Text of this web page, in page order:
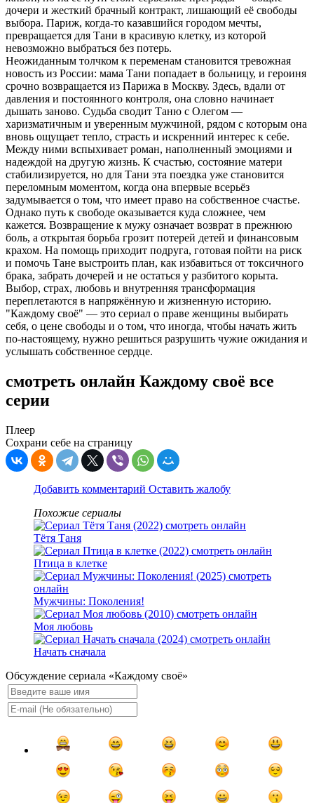
дочери и жесткий брачный контракт, лишающий её свободы
выбора. Париж, когда-то казавшийся городом мечты,
превращается для Тани в красивую клетку, из которой
невозможно выбраться без потерь.
Неожиданным толчком к переменам становится тревожная
новость из России: мама Тани попадает в больницу, и героиня
срочно возвращается из Парижа в Москву. Здесь, вдали от
давления и постоянного контроля, она словно начинает
дышать заново. Судьба сводит Таню с Олегом —
харизматичным и уверенным мужчиной, рядом с которым она
вновь ощущает тепло, страсть и искренний интерес к себе.
Между ними вспыхивает роман, наполненный эмоциями и
надеждой на другую жизнь. К счастью, состояние матери
стабилизируется, но для Тани эта поездка уже становится
переломным моментом, когда она впервые всерьёз
задумывается о том, что имеет право на собственное счастье.
Однако путь к свободе оказывается куда сложнее, чем
кажется. Возвращение к мужу означает возврат в прежнюю
боль, а открытая борьба грозит потерей детей и финансовым
крахом. На помощь приходит подруга, готовая пойти на риск
и помочь Тане выстроить план, как избавиться от токсичного
брака, забрать дочерей и не остаться у разбитого корыта.
Выбор, страх, любовь и внутренняя трансформация
переплетаются в напряжённую и жизненную историю.
"Каждому своё" — это сериал о праве женщины выбирать
себя, о цене свободы и о том, что иногда, чтобы начать жить
по-настоящему, нужно решиться разрушить чужие ожидания и
услышать собственное сердце.
смотреть онлайн Каждому своё все
серии
Плеер
Сохрани себе на страницу
Добавить комментарий Оставить жалобу
Похожие сериалы
Тётя Таня
Птица в клетке
Мужчины: Поколения!
Моя любовь
Начать сначала
Обсуждение сериала «Каждому своё»